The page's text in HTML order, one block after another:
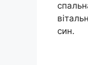
син.